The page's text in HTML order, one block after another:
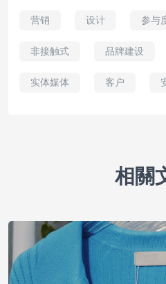
营销 设计 参与
非接触式 品牌建设
实体媒体 客户
相關